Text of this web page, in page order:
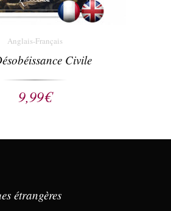
Anglais-Français
Civile
9,99€
étrangères